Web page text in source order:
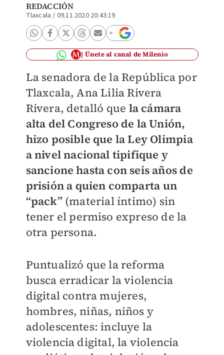
REDACCIÓN
Tlaxcala / 09.11.2020 20:43:19
Únete al canal de Milenio
La senadora de la República por
Tlaxcala, Ana Lilia Rivera
Rivera, detalló que la cámara
alta del Congreso de la Unión,
hizo posible que la Ley Olimpia
a nivel nacional tipifique y
sancione hasta con seis años de
prisión a quien comparta un
“pack”(material íntimo) sin
tener el permiso expreso de la
otra persona.
Puntualizó que la reforma
busca erradicar la violencia
digital contra mujeres,
hombres, niñas, niños y
adolescentes: incluye la
violencia digital, la violencia